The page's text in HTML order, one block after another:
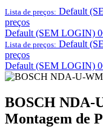
Lista de preços: Default
preços
Default (SEM LOGIN)
Lista de preços: Default
preços
Default (SEM LOGIN)
BOSCH NDA-
Montagem de